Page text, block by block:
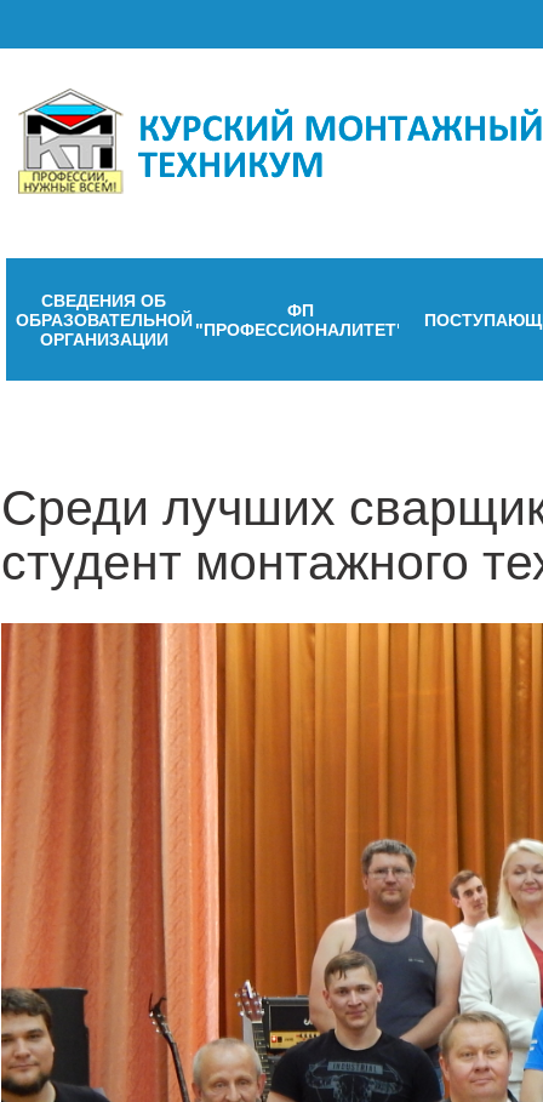
СВЕДЕНИЯ ОБ
ОБРАЗОВАТЕЛЬНОЙ
ОРГАНИЗАЦИИ
ФП
"ПРОФЕССИОНАЛИТЕТ"
Среди лучших
студент монтажного